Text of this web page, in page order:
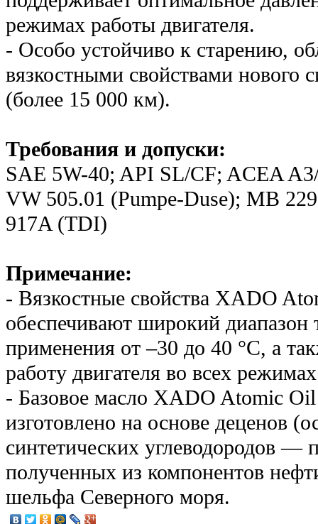
режимах работы двигателя.
- Особо устойчиво к старению,
вязкостными свойствами нового
(более 15 000 км).
Требования и допуски:
SAE 5W-40; API SL/CF; ACEA
VW 505.01 (Pumpe-Duse); MB
917A (TDI)
Примечание:
- Вязкостные свойства XADO
обеспечивают широкий диапазон
применения от –30 до 40 °С, а
работу двигателя во всех
- Базовое масло XADO Atomic
изготовлено на основе деценов
синтетических углеводородов —
полученных из компонентов
шельфа Северного моря.